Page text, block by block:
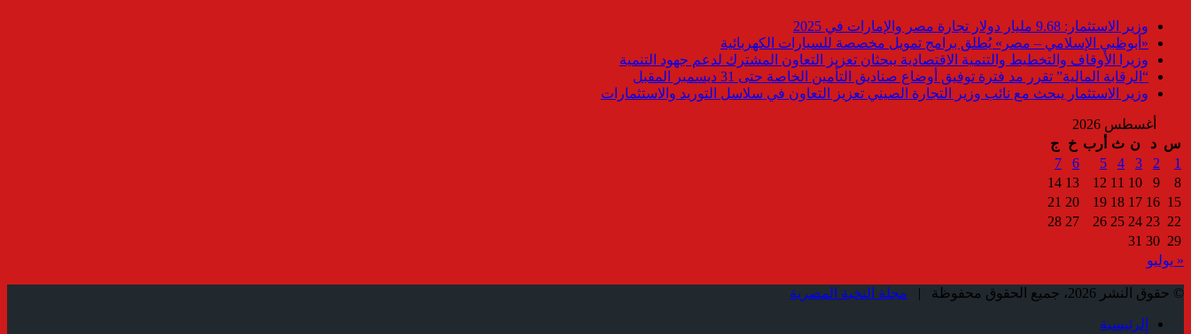
وزير الاستثمار: 9.68 مليار دولار تجارة مصر والإمارات في 2025
«أبوظبي الإسلامي – مصر» يُطلق برامج تمويل مخصصة للسيارات الكهربائية
وزيرا الأوقاف والتخطيط والتنمية الاقتصادية يبحثان تعزيز التعاون المشترك لدعم جهود التنمية
“الرقابة المالية” تقرر مد فترة توفيق أوضاع صناديق التأمين الخاصة حتى 31 ديسمبر المقبل
وزير الاستثمار يبحث مع نائب وزير التجارة الصيني تعزيز التعاون في سلاسل التوريد والاستثمارات
أغسطس 2026
س د ن ث أرب خ
ج
1
2
3
4
5
6
7
8
9
10
11
12
13
14
15
16
17
18
19
20
21
22
23
24
25
26
27
28
29
30
31
« يوليو
© حقوق النشر 2026، جميع الحقوق محفوظة | مجلة النخبة المصرية
الرئيسية